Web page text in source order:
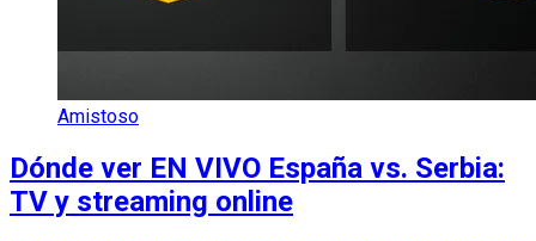
Amistoso
Dónde ver EN VIVO España vs. Serbia:
TV y streaming online